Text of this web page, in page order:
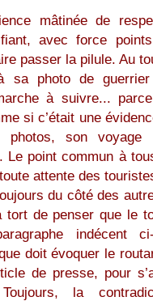
mâtinée de
avec force points
passer la pilule. Au
sa photo de
à suivre...
si c’était une
son voyage
Le point commun à
attente des
du côté des
tort de penser que le
indécent
doit évoquer le
de presse, pour
Toujours, la